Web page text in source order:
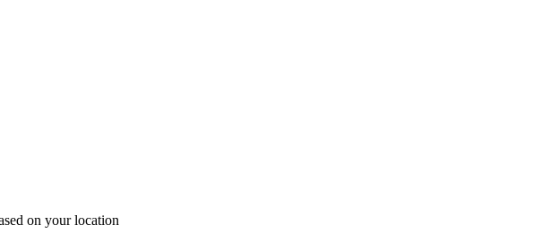
on your location